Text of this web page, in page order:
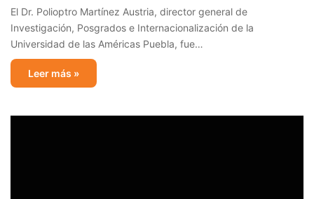
El Dr. Polioptro Martínez Austria, director general de
Investigación, Posgrados e Internacionalización de la
Universidad de las Américas Puebla, fue…
Leer más »